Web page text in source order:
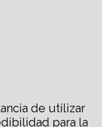
de utilizar
para la